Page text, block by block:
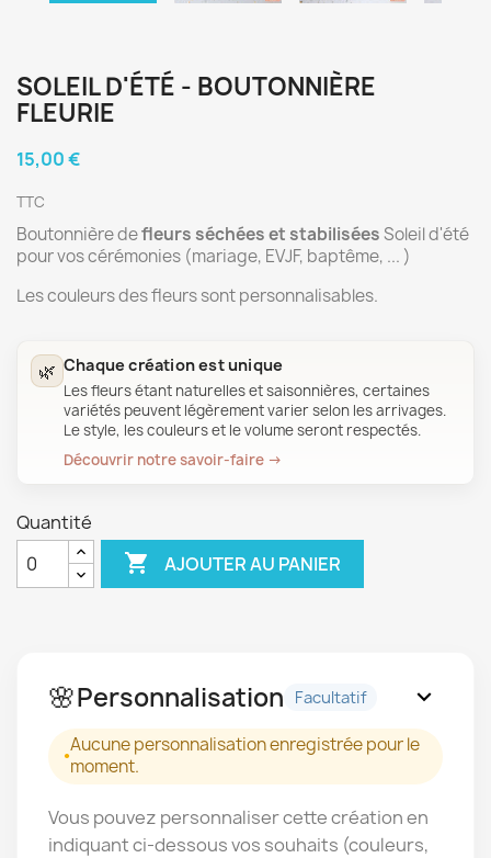
SOLEIL D'ÉTÉ - BOUTONNIÈRE
FLEURIE
15,00 €
TTC
Boutonnière defleurs séchées et stabiliséesSoleil d'été
pour vos cérémonies (mariage, EVJF, baptême, ... )
Les couleurs des fleurs sont personnalisables.
🌿 Chaque création est unique
Les fleurs étant naturelles et saisonnières, certaines
variétés peuvent légèrement varier selon les arrivages.
Le style, les couleurs et le volume seront respectés.
Découvrir notre savoir-faire →
Quantité
 AJOUTER AU PANIER
🌸Personnalisation Facultatif expand_more
Aucune personnalisation enregistrée pour le
moment.
Vous pouvez personnaliser cette création en
indiquant ci-dessous vos souhaits (couleurs,